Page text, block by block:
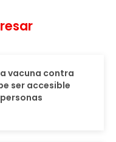
vacuna contra
ser accesible